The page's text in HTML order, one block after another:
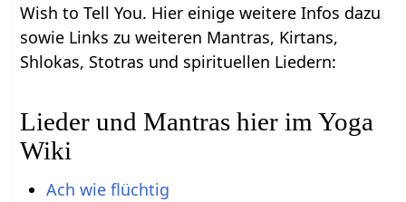
Wish to Tell You. Hier einige weitere Infos dazu
sowie Links zu weiteren Mantras, Kirtans,
Shlokas, Stotras und spirituellen Liedern:
Lieder und Mantras hier im Yoga
Wiki
Ach wie flüchtig